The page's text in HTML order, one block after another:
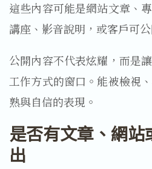
這些內容可能是網站文章、
講座、影音說明，或客戶可
公開內容不代表炫耀，而是
工作方式的窗口。能被檢視
熟與自信的表現。
是否有文章、網
出